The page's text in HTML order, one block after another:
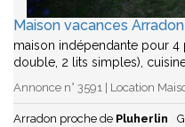
Maison vacances
maison indépendante pour 4
double, 2 lits simples),
Annonce n° 3591 | Location
Arradon proche de Pluherlin